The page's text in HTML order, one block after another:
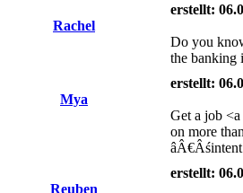
Rachel
erstellt:
Do you
the banking
Mya
erstellt:
Get a job
on more
Reuben
erstellt: